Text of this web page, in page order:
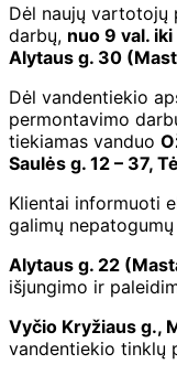
Dėl naujų vartotojų
darbų, nuo 9 val. iki
Alytaus g. 30
Dėl vandentiekio
permontavimo
tiekiamas vanduo
Saulės g. 12 – 37,
Klientai informuoti
galimų
Alytaus g. 22
išjungimo ir
Vyčio Kryžiaus g.,
vandentiekio tinklų